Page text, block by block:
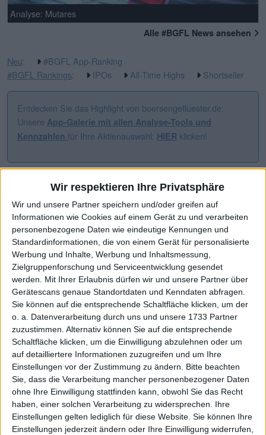
Wir respektieren Ihre Privatsphäre
Wir und unsere Partner speichern und/oder greifen auf
Informationen wie Cookies auf einem Gerät zu und verarbeiten
personenbezogene Daten wie eindeutige Kennungen und
Standardinformationen, die von einem Gerät für personalisierte
Werbung und Inhalte, Werbung und Inhaltsmessung,
Zielgruppenforschung und Serviceentwicklung gesendet
werden. Mit Ihrer Erlaubnis dürfen wir und unsere Partner über
Gerätescans genaue Standortdaten und Kenndaten abfragen.
Sie können auf die entsprechende Schaltfläche klicken, um der
o. a. Datenverarbeitung durch uns und unsere 1733 Partner
zuzustimmen. Alternativ können Sie auf die entsprechende
Schaltfläche klicken, um die Einwilligung abzulehnen oder um
auf detailliertere Informationen zuzugreifen und um Ihre
Einstellungen vor der Zustimmung zu ändern. Bitte beachten
Sie, dass die Verarbeitung mancher personenbezogener Daten
ohne Ihre Einwilligung stattfinden kann, obwohl Sie das Recht
haben, einer solchen Verarbeitung zu widersprechen. Ihre
Einstellungen gelten lediglich für diese Website. Sie können Ihre
Einstellungen jederzeit ändern oder Ihre Einwilligung widerrufen,
Analyse: Mutares
Alle #BGFL News ansehen
Neu:
#BGFL App-Ranking
#BGFL Rankings: IPOs All-Time Highs Shortseller
Entdecken Sie das Highlight von boersengefluester.de:
Unsere App-Galerie mit allen Analyse-Tools und
Kennzahlen für Ihre Aktienauswahl: HIER klicken!
CHART-CHECK: MARKET MOVERS
Deutlicher Schub nach oben Höhere Prognose wirkt